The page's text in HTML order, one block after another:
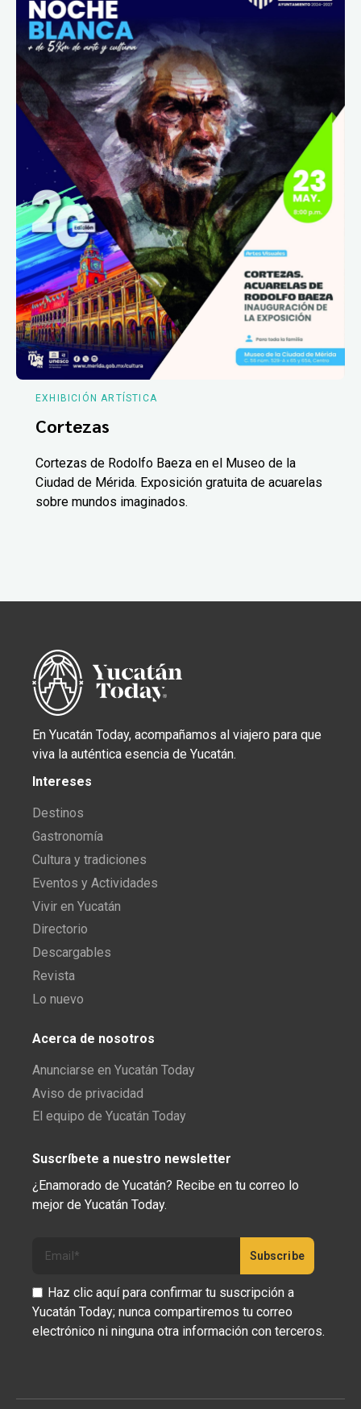
EXHIBICIÓN ARTÍSTICA
Cortezas
Cortezas de Rodolfo Baeza en el Museo de la
Ciudad de Mérida. Exposición gratuita de acuarelas
sobre mundos imaginados.
En Yucatán Today, acompañamos al viajero para que
viva la auténtica esencia de Yucatán.
Intereses
Destinos
Gastronomía
Cultura y tradiciones
Eventos y Actividades
Vivir en Yucatán
Directorio
Descargables
Revista
Lo nuevo
Acerca de nosotros
Anunciarse en Yucatán Today
Aviso de privacidad
El equipo de Yucatán Today
Suscríbete a nuestro newsletter
¿Enamorado de Yucatán? Recibe en tu correo lo
mejor de Yucatán Today.
Haz clic aquí para confirmar tu suscripción a
Yucatán Today; nunca compartiremos tu correo
electrónico ni ninguna otra información con terceros.